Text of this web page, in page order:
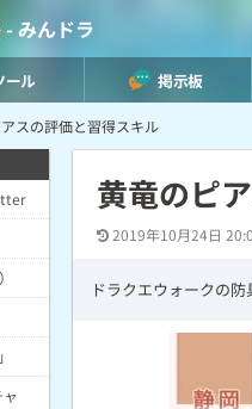
みんドラ
ール 掲示板
スの評価と習得スキル
黄竜のピ
2019年10月24日
ドラクエウォークの